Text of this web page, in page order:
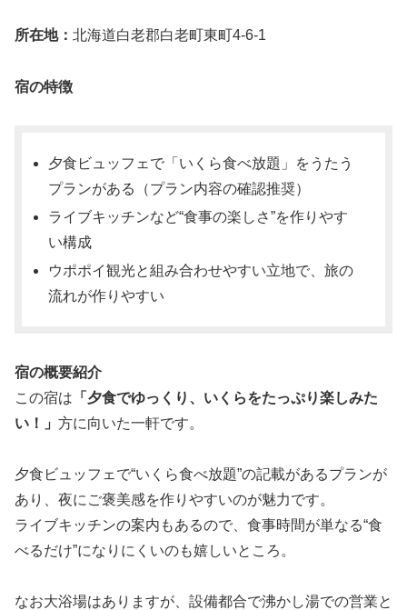
所在地： 北海道白老郡白老町東町4-6-1
宿の特徴
夕食ビュッフェで「いくら食べ放題」をうたう
プランがある（プラン内容の確認推奨）
ライブキッチンなど“食事の楽しさ”を作りやす
い構成
ウポポイ観光と組み合わせやすい立地で、旅の
流れが作りやすい
宿の概要紹介
この宿は 「夕食でゆっくり、いくらをたっぷり楽しみた
い！」 方に向いた一軒です。
夕食ビュッフェで“いくら食べ放題”の記載があるプランが
あり、夜にご褒美感を作りやすいのが魅力です。
ライブキッチンの案内もあるので、食事時間が単なる“食
べるだけ”になりにくいのも嬉しいところ。
なお大浴場はありますが、設備都合で沸かし湯での営業と